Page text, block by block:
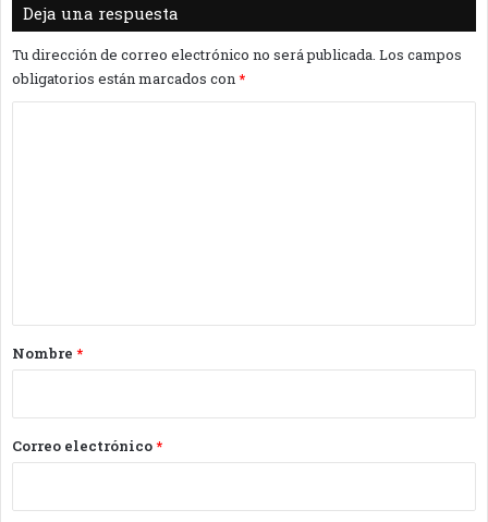
Deja una respuesta
Tu dirección de correo electrónico no será publicada. Los campos
obligatorios están marcados con*
r
*
Nombre *
Correo electrónico*